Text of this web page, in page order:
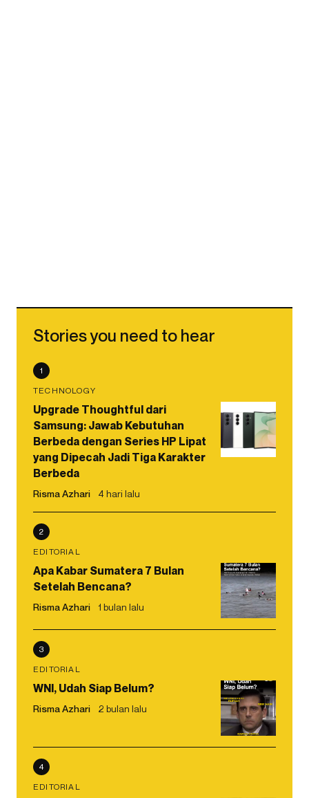
Stories you need to hear
1
TECHNOLOGY
Upgrade Thoughtful dari
Samsung: Jawab Kebutuhan
Berbeda dengan Series HP Lipat
yang Dipecah Jadi Tiga Karakter
Berbeda
Risma Azhari 4 hari lalu
2
EDITORIAL
Apa Kabar Sumatera 7 Bulan
Setelah Bencana?
Risma Azhari 1 bulan lalu
3
EDITORIAL
WNI, Udah Siap Belum?
Risma Azhari 2 bulan lalu
4
EDITORIAL